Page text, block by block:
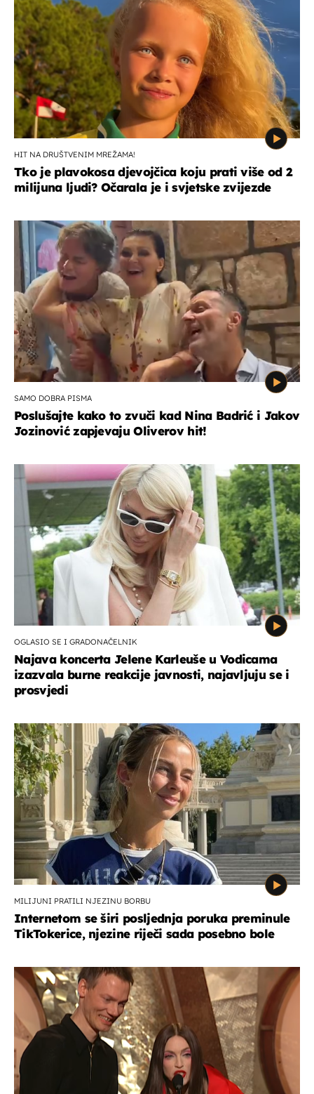
HIT NA DRUŠTVENIM MREŽAMA!
Tko je plavokosa djevojčica koju prati više od 2
milijuna ljudi? Očarala je i svjetske zvijezde
SAMO DOBRA PISMA
Poslušajte kako to zvuči kad Nina Badrić i Jakov
Jozinović zapjevaju Oliverov hit!
OGLASIO SE I GRADONAČELNIK
Najava koncerta Jelene Karleuše u Vodicama
izazvala burne reakcije javnosti, najavljuju se i
prosvjedi
MILIJUNI PRATILI NJEZINU BORBU
Internetom se širi posljednja poruka preminule
TikTokerice, njezine riječi sada posebno bole